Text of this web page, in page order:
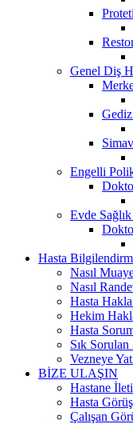
Genel Diş
Engelli
Evde
Hasta
Nasıl
Nasıl
Hasta
Hekim
Hasta
Sık
Vezneye
BİZE ULAŞIN
Hastane
Hasta
Çalışan